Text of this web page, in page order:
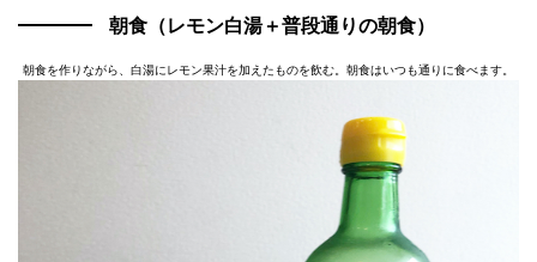
朝食（レモン白湯＋普段通りの朝食）
朝食を作りながら、白湯にレモン果汁を加えたものを飲む。朝食はいつも通りに食べます。